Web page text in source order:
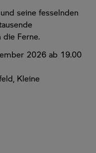
seine fesselnden
Ferne.
2026 ab 19.00
Kleine